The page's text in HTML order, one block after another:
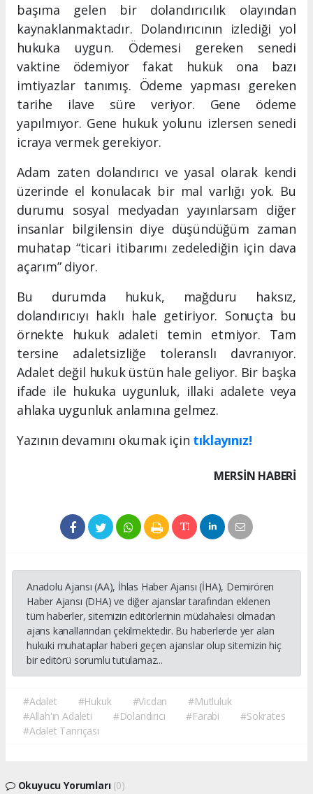
başıma gelen bir dolandırıcılık olayından
kaynaklanmaktadır. Dolandırıcının izlediği yol
hukuka uygun. Ödemesi gereken senedi
vaktine ödemiyor fakat hukuk ona bazı
imtiyazlar tanımış. Ödeme yapması gereken
tarihe ilave süre veriyor. Gene ödeme
yapılmıyor. Gene hukuk yolunu izlersen senedi
icraya vermek gerekiyor.
Adam zaten dolandırıcı ve yasal olarak kendi
üzerinde el konulacak bir mal varlığı yok. Bu
durumu sosyal medyadan yayınlarsam diğer
insanlar bilgilensin diye düşündüğüm zaman
muhatap “ticari itibarımı zedelediğin için dava
açarım” diyor.
Bu durumda hukuk, mağduru haksız,
dolandırıcıyı haklı hale getiriyor. Sonuçta bu
örnekte hukuk adaleti temin etmiyor. Tam
tersine adaletsizliğe toleranslı davranıyor.
Adalet değil hukuk üstün hale geliyor. Bir başka
ifade ile hukuka uygunluk, illaki adalete veya
ahlaka uygunluk anlamına gelmez.
Yazının devamını okumak için tıklayınız!
MERSIN HABERİ
Anadolu Ajansı (AA), İhlas Haber Ajansı (İHA), Demirören
Haber Ajansı (DHA) ve diğer ajanslar tarafından eklenen
tüm haberler, sitemizin editörlerinin müdahalesi olmadan
ajans kanallarından çekilmektedir. Bu haberlerde yer alan
hukuki muhataplar haberi geçen ajanslar olup sitemizin hiç
bir editörü sorumlu tutulamaz...
#Adalet #Hukuk #Vicdan
#Mutluluk
#Allah'ın Adaleti
#Dolandırıcı #Farabi
#Sokrates
#Adalet Tanrıçası
Okuyucu Yorumları (0)